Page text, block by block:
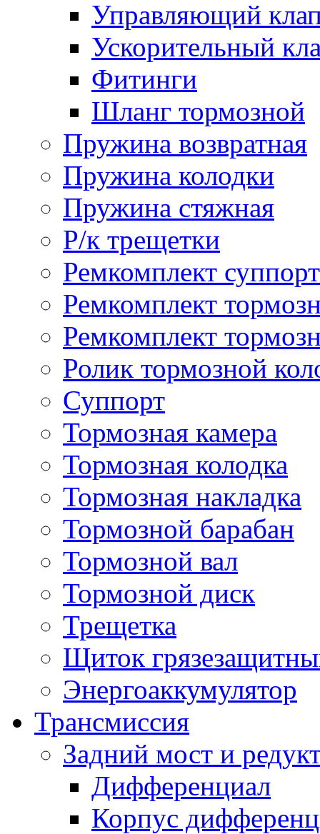
Управляющий
Ускорительный
Фитинги
Шланг тормозной
Пружина возвратная
Пружина колодки
Пружина стяжная
Р/к трещетки
Ремкомплект
Ремкомплект
Ремкомплект
Ролик тормозной
Суппорт
Тормозная камера
Тормозная колодка
Тормозная накладка
Тормозной барабан
Тормозной вал
Тормозной диск
Трещетка
Щиток
Энергоаккумулятор
Трансмиссия
Задний мост и
Дифференциал
Корпус